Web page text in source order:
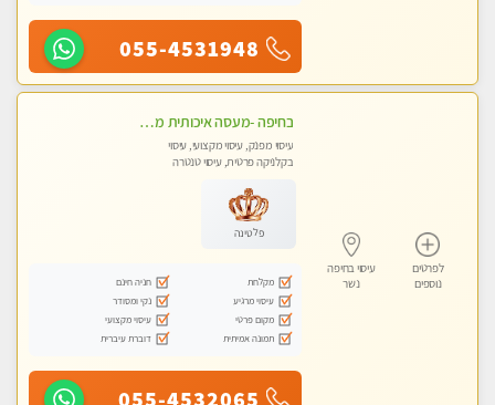
055-4531948
לפרטים
נוספים
עיסוי בחיפה
נשר
בחיפה -מעסה איכותית מקצועית ומפנקת. פרטי לחלוטין!!
עיסוי מפנק, עיסוי מקצועי, עיסוי
בקלניקה פרטית, עיסוי טנטרה
פלטינה
מקלחת
חניה חינם
עיסוי מרגיע
נקי ומסודר
מקום פרטי
עיסוי מקצועי
תמונה אמיתית
דוברת עיברית
055-4532065